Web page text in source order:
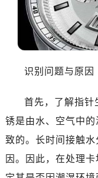
识别问题与原因
首先，了解指针
锈是由水、空气中
致的。长时间接触
因。因此，在处理